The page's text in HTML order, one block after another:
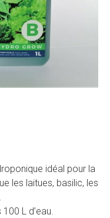
idéal pour la
les laitues, basilic, les
L d’eau.